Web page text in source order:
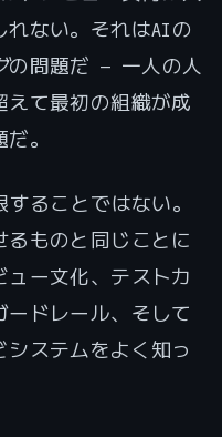
れない。それはAIの
の問題だ — 一人の人
えて最初の組織が成
。
ることではない。
ものと同じことに
ー文化、テストカ
ドレール、そして
ステムをよく知っ